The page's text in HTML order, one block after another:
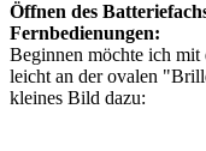
Öffnen des
Fernbedienungen:
Beginnen möchte ich mit
leicht an der ovalen
kleines Bild dazu: